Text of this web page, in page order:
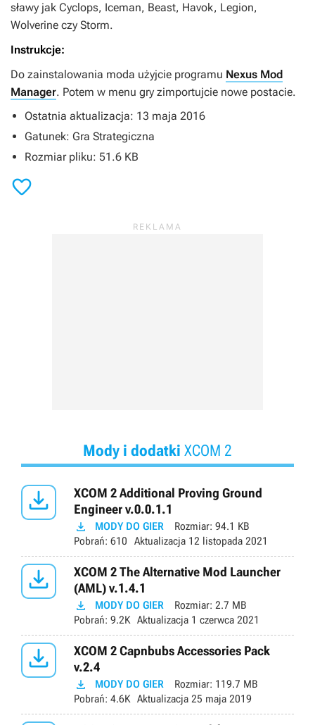
sławy jak Cyclops, Iceman, Beast, Havok, Legion,
Wolverine czy Storm.
Instrukcje:
Do zainstalowania moda użyjcie programu Nexus Mod
Manager. Potem w menu gry zimportujcie nowe postacie.
Ostatnia aktualizacja: 13 maja 2016
Gatunek: Gra Strategiczna
Rozmiar pliku: 51.6 KB

Mody i dodatki XCOM 2

XCOM 2 Additional Proving Ground
Engineer v.0.0.1.1
 MODY DO GIER Rozmiar: 94.1 KB
Pobrań: 610 Aktualizacja 12 listopada 2021

XCOM 2 The Alternative Mod Launcher
(AML) v.1.4.1
 MODY DO GIER Rozmiar: 2.7 MB
Pobrań: 9.2K Aktualizacja 1 czerwca 2021

XCOM 2 Capnbubs Accessories Pack
v.2.4
 MODY DO GIER Rozmiar: 119.7 MB
Pobrań: 4.6K Aktualizacja 25 maja 2019